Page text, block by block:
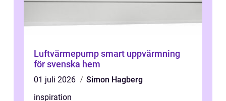
Luftvärmepump smart uppvärmning
för svenska hem
01 juli 2026
Simon Hagberg
inspiration